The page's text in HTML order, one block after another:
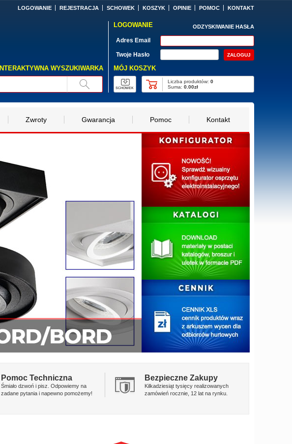
LOGOWANIE REJESTRACJA SCHOWEK KOSZYK OPINIE POMOC KONTAKT
INTERAKTYWNA WYSZUKIWARKA
LOGOWANIE ODZYSKIWANIE HASŁA
Adres Email
Twoje Hasło
MÓJ KOSZYK
SCHOWEK
Liczba produktów:0
Suma:0.00zł
Zwroty Gwarancja Pomoc Kontakt
Pomoc Techniczna
Śmiało dzwoń i pisz. Odpowiemy na
zadane pytania i napewno pomożemy!
Bezpieczne Zakupy
Kilkadziesiąt tysięcy realizowanych
zamówień rocznie, 12 lat na rynku.